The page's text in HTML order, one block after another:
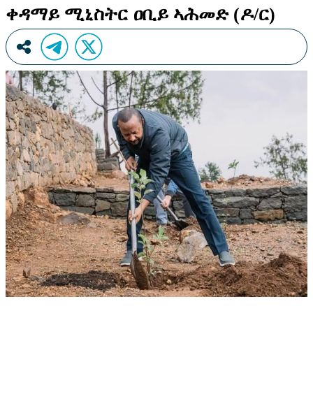
ቪዲዮታት
ቀዳማይ ሚኒስትር ዐቢይ ኣሕመድ (ዶ/ር)